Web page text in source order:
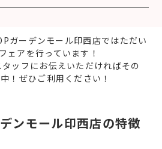
ガーデンモール印西店ではただい
ェアを行っています！
タッフにお伝えいただければその
！ぜひご利用ください！
ンモール印西店の特徴